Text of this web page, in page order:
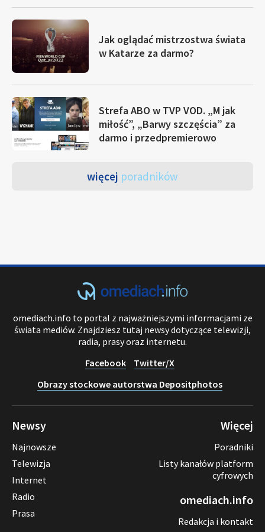
Jak oglądać mistrzostwa świata
w Katarze za darmo?
Strefa ABO w TVP VOD. „M jak
miłość”, „Barwy szczęścia” za
darmo i przedpremierowo
więcej poradników
omediach.info to portal z najważniejszymi informacjami ze
świata mediów. Znajdziesz tutaj newsy dotyczące telewizji,
radia, prasy oraz internetu.
Facebook
Twitter/X
Obrazy stockowe autorstwa Depositphotos
Newsy
Najnowsze
Telewizja
Internet
Radio
Prasa
Więcej
Poradniki
Listy kanałów platform
cyfrowych
omediach.info
Redakcja i kontakt